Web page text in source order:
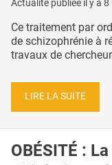
Actualité publiée il y a 8
Ce traitement par
de schizophrénie à
travaux de
LIRE LA SUITE
OBÉSITÉ :